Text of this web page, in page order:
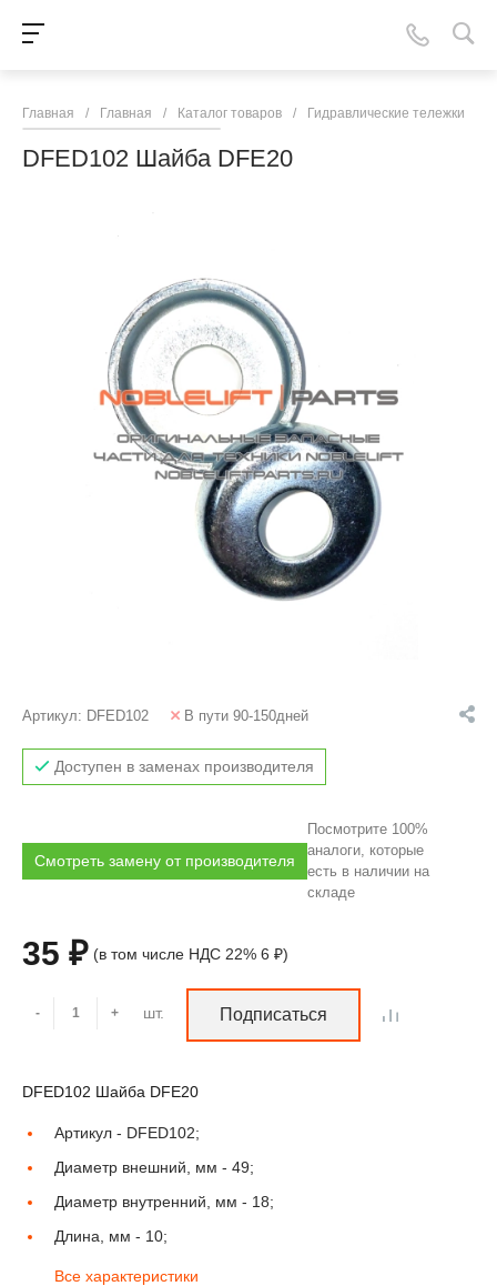
Главная / Главная / Каталог товаров / Гидравлические тележки
DFED102 Шайба DFE20
Артикул: DFED102 В пути 90-150дней
Доступен в заменах производителя
Смотреть замену от производителя
Посмотрите 100%
аналоги, которые
есть в наличии на
складе
35 ₽ (в том числе НДС 22% 6 ₽)
- + шт. Подписаться
DFED102 Шайба DFE20
Артикул - DFED102;
Диаметр внешний, мм - 49;
Диаметр внутренний, мм - 18;
Длина, мм - 10;
Все характеристики